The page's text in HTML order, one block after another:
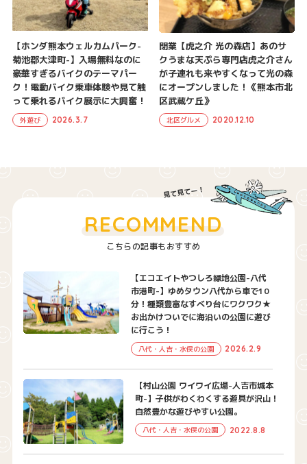
【ホンダ熊本ウェルカムパーク-
菊池郡大津町-】入場無料なのに
豪華すぎるバイクのテーマパー
ク！電動バイク乗車体験や見て触
って乗れるバイク展示に大興奮！
外遊び 2026.3.7
閉業【虎之介 光の森店】あのサ
クうまな天ぷら専門店虎之介さん
が子連れも来やすくなって光の森
にオープンしました！《熊本市北
区武蔵ケ丘》
北区グルメ 2020.12.10
こちらの記事もおすすめ
RECOMMEND
【エコエイトやつしろ緑地公園-八代
市港町-】ゆめタウン八代から車で10
分！種類豊富なすべり台にワクワク★
お出かけついでに海沿いの公園に遊び
に行こう！
八代・人吉・水俣の公園 2026.2.9
【村山公園 ワイワイ広場-人吉市城本
町-】子供がわくわくする遊具が沢山！
自然豊かな遊びやすい公園。
八代・人吉・水俣の公園 2022.8.8